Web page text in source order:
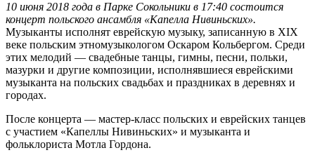
10 июня 2018 года в Парке Сокольники в 17:40 состоится
концерт польского ансамбля «Капелла Нивиньских».
Музыканты исполнят еврейскую музыку, записанную в XIX
веке польским этномузыкологом Оскаром Кольбергом. Среди
этих мелодий — свадебные танцы, гимны, песни, польки,
мазурки и другие композиции, исполнявшиеся еврейскими
музыканта на польских свадьбах и праздниках в деревнях и
городах.
После концерта — мастер-класс польских и еврейских танцев
с участием «Капеллы Нивиньских» и музыканта и
фольклориста Мотла Гордона.